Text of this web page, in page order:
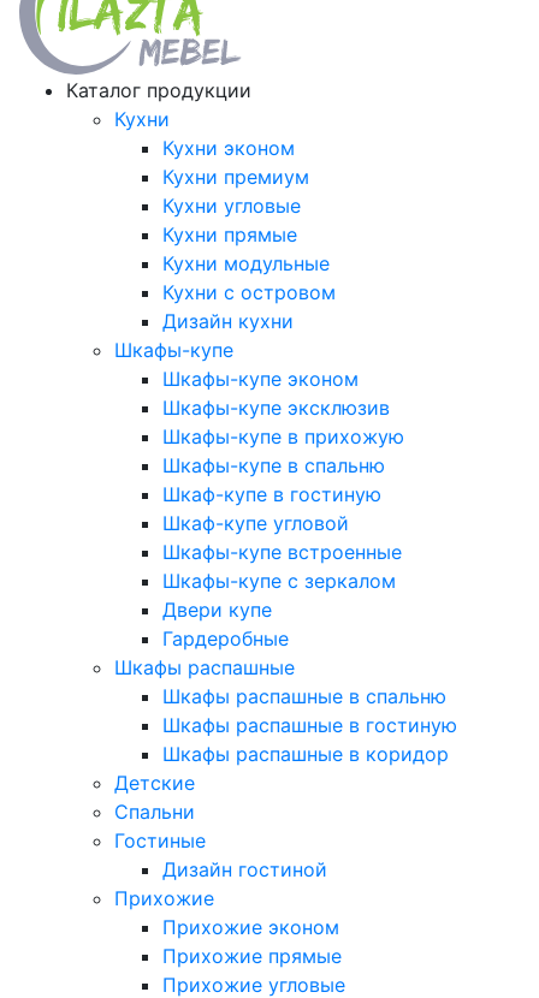
Каталог продукции
Кухни
Кухни эконом
Кухни премиум
Кухни угловые
Кухни прямые
Кухни модульные
Кухни с островом
Дизайн кухни
Шкафы-купе
Шкафы-купе эконом
Шкафы-купе эксклюзив
Шкафы-купе в прихожую
Шкафы-купе в спальню
Шкаф-купе в гостиную
Шкаф-купе угловой
Шкафы-купе встроенные
Шкафы-купе с зеркалом
Двери купе
Гардеробные
Шкафы распашные
Шкафы распашные в спальню
Шкафы распашные в гостиную
Шкафы распашные в коридор
Детские
Спальни
Гостиные
Дизайн гостиной
Прихожие
Прихожие эконом
Прихожие прямые
Прихожие угловые